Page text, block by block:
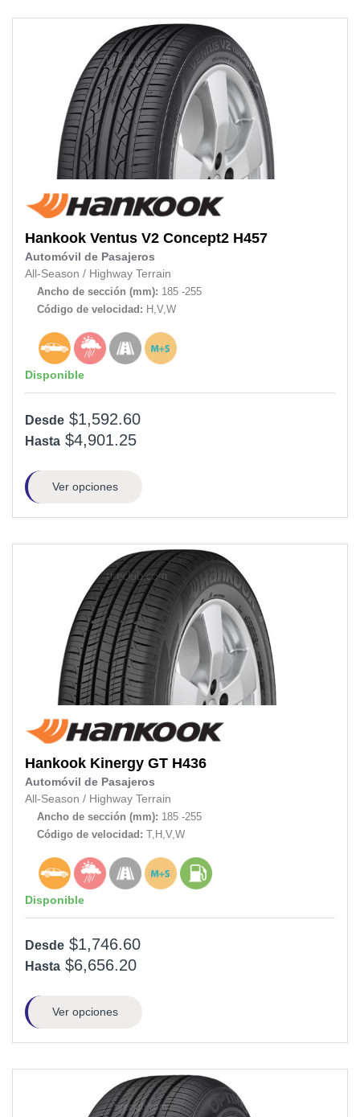
Hankook Ventus V2 Concept2 H457
Automóvil de Pasajeros
All-Season / Highway Terrain
Ancho de sección (mm): 185 -255
Código de velocidad: H,V,W
Disponible
Desde $1,592.60
Hasta $4,901.25
Ver opciones
Hankook Kinergy GT H436
Automóvil de Pasajeros
All-Season / Highway Terrain
Ancho de sección (mm): 185 -255
Código de velocidad: T,H,V,W
Disponible
Desde $1,746.60
Hasta $6,656.20
Ver opciones